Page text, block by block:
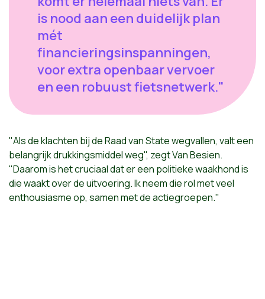
is nood aan een duidelijk plan
mét
financieringsinspanningen,
voor extra openbaar vervoer
en een robuust fietsnetwerk."
"Als de klachten bij de Raad van State wegvallen, valt een
belangrijk drukkingsmiddel weg", zegt Van Besien.
"Daarom is het cruciaal dat er een politieke waakhond is
die waakt over de uitvoering. Ik neem die rol met veel
enthousiasme op, samen met de actiegroepen."